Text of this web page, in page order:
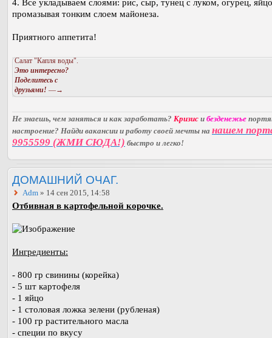
4. Все укладываем слоями: рис, сыр, тунец с луком, огурец,
промазывая тонким слоем майонеза.
Приятного аппетита!
Салат "Капля воды".
Это интересно?
Поделитесь с
друзьями! —→
Не знаешь, чем заняться и как заработать? Кризис и безденежье
настроение? Найди вакансии и работу своей мечты на нашем
9955599 (ЖМИ СЮДА!) быстро и легко!
ДОМАШНИЙ ОЧАГ.
Adm » 14 сен 2015, 14:58
Отбивная в картофельной корочке.
Ингредиенты:
- 800 гр свинины (корейка)
- 5 шт картофеля
- 1 яйцо
- 1 столовая ложка зелени (рубленая)
- 100 гр растительного масла
- специи по вкусу